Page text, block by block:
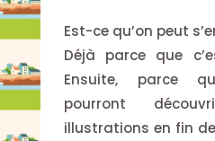
Est-ce qu’on peut
Déjà parce que
Ensuite, parce
pourront
illustrations en fin